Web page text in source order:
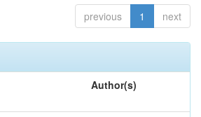
previous 1 next
Author(s)